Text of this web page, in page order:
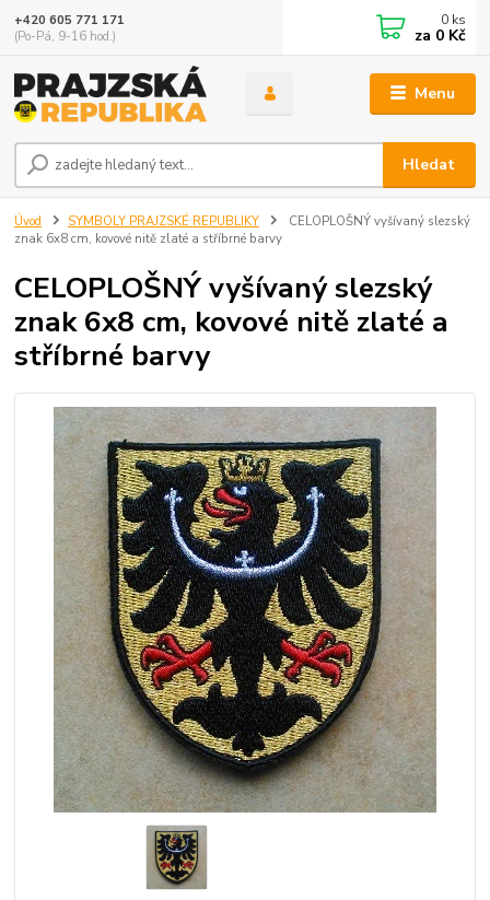
Menu
Hledat
+420 605 771 171
(Po-Pá, 9-16 hod.)
0 ks
za 0 Kč
Úvod SYMBOLY PRAJZSKÉ REPUBLIKY
CELOPLOŠNÝ vyšívaný slezský
znak 6x8 cm, kovové nitě zlaté a stříbrné barvy
CELOPLOŠNÝ vyšívaný slezský
znak 6x8 cm, kovové nitě zlaté a
stříbrné barvy